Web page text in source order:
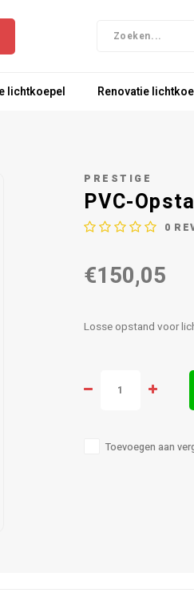
lichtkoepel Renovatie
PRESTIGE
PVC-
0
€150,05
Losse opstand voor
Toevoegen aan